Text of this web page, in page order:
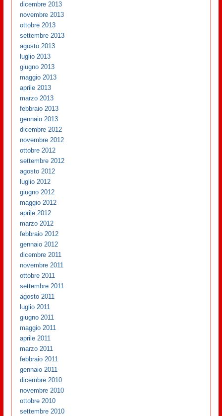
dicembre 2013
novembre 2013
ottobre 2013
settembre 2013
agosto 2013
luglio 2013
giugno 2013
maggio 2013
aprile 2013
marzo 2013
febbraio 2013
gennaio 2013
dicembre 2012
novembre 2012
ottobre 2012
settembre 2012
agosto 2012
luglio 2012
giugno 2012
maggio 2012
aprile 2012
marzo 2012
febbraio 2012
gennaio 2012
dicembre 2011
novembre 2011
ottobre 2011
settembre 2011
agosto 2011
luglio 2011
giugno 2011
maggio 2011
aprile 2011
marzo 2011
febbraio 2011
gennaio 2011
dicembre 2010
novembre 2010
ottobre 2010
settembre 2010